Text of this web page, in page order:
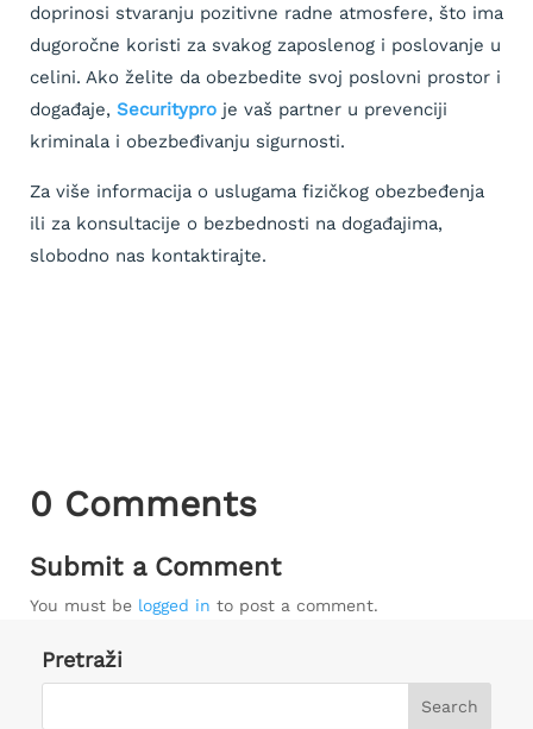
doprinosi stvaranju pozitivne radne atmosfere, što ima
dugoročne koristi za svakog zaposlenog i poslovanje u
celini. Ako želite da obezbedite svoj poslovni prostor i
događaje, Securitypro je vaš partner u prevenciji
kriminala i obezbeđivanju sigurnosti.
Za više informacija o uslugama fizičkog obezbeđenja
ili za konsultacije o bezbednosti na događajima,
slobodno nas kontaktirajte.
0 Comments
Submit a Comment
You must be logged in to post a comment.
Pretraži